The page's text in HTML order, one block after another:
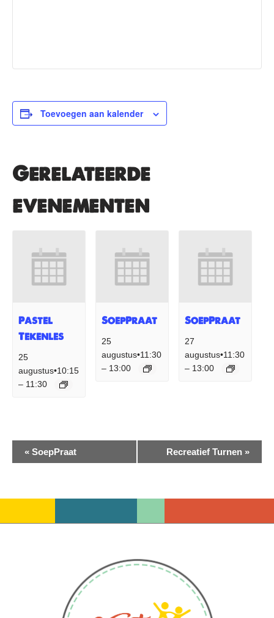
Toevoegen aan kalender
Gerelateerde
evenementen
Pastel
Tekenles
25
augustus•10:15
– 11:30
SoepPraat
25
augustus•11:30
– 13:00
SoepPraat
27
augustus•11:30
– 13:00
Evenement
« SoepPraat Recreatief Turnen »